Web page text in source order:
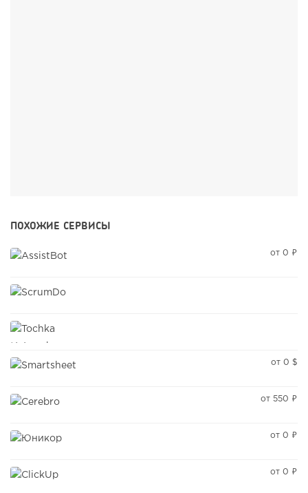
ПОХОЖИЕ СЕРВИСЫ
от 0 ₽
от 0 $
от 550 ₽
от 0 ₽
от 0 ₽